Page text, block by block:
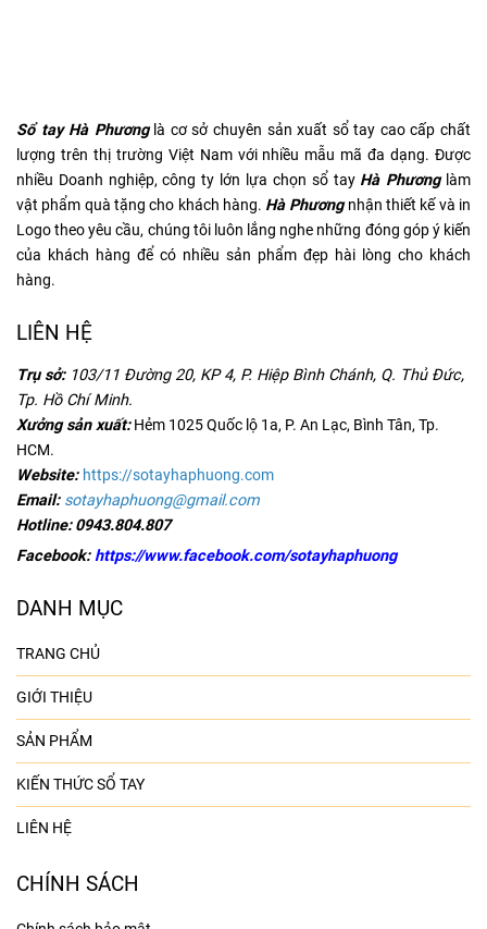
Sổ tay Hà Phươnglà cơ sở chuyên sản xuất sổ tay cao cấp chất
lượng trên thị trường Việt Nam với nhiều mẫu mã đa dạng. Được
nhiều Doanh nghiệp, công ty lớn lựa chọn sổ tay Hà Phươnglàm
vật phẩm quà tặng cho khách hàng. Hà Phươngnhận thiết kế và in
Logo theo yêu cầu, chúng tôi luôn lắng nghe những đóng góp ý kiến
của khách hàng để có nhiều sản phẩm đẹp hài lòng cho khách
hàng.
LIÊN HỆ
Trụ sở: 103/11 Đường 20, KP 4, P. Hiệp Bình Chánh, Q. Thủ Đức,
Tp. Hồ Chí Minh.
Xưởng sản xuất:Hẻm 1025 Quốc lộ 1a, P. An Lạc, Bình Tân, Tp.
HCM.
Website: https://sotayhaphuong.com
Email: sotayhaphuong@gmail.com
Hotline: 0943.804.807
Facebook:https://www.facebook.com/sotayhaphuong
DANH MỤC
TRANG CHỦ
GIỚI THIỆU
SẢN PHẨM
KIẾN THỨC SỔ TAY
LIÊN HỆ
CHÍNH SÁCH